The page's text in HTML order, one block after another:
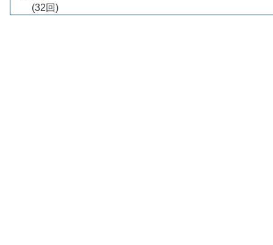
(32回)